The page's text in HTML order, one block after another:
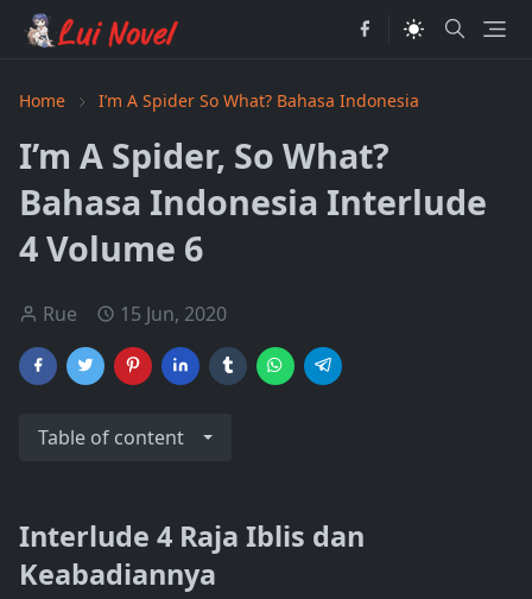
Home I’m A Spider So What? Bahasa Indonesia
I’m A Spider, So What?
Bahasa Indonesia Interlude
4 Volume 6
Rue 15 Jun, 2020
Table of content
Interlude 4 Raja Iblis dan
Keabadiannya